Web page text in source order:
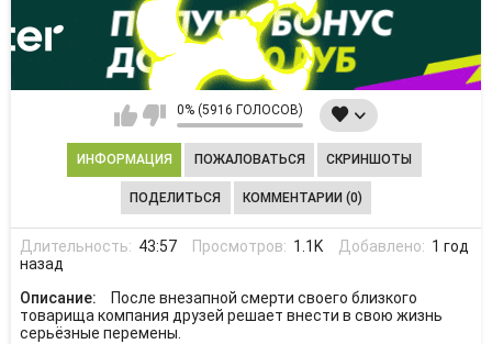
0% (5916 ГОЛОСОВ)
ИНФОРМАЦИЯ ПОЖАЛОВАТЬСЯ СКРИНШОТЫ
ПОДЕЛИТЬСЯ КОММЕНТАРИИ (0)
Длительность: 43:57 Просмотров: 1.1K Добавлено: 1 год
назад
Описание:
После внезапной смерти своего близкого
товарища компания друзей решает внести в свою жизнь
серьёзные перемены.